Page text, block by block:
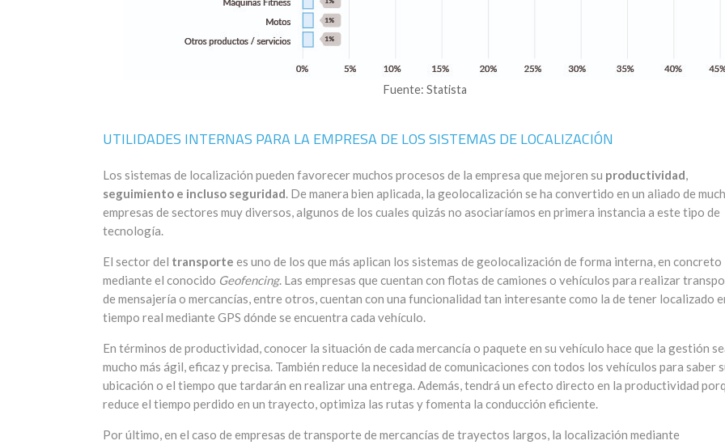
Fuente: Statista
UTILIDADES INTERNAS PARA LA EMPRESA DE LOS SISTEMAS DE LOCALIZACIÓN
Los sistemas de localización pueden favorecer muchos procesos de la empresa que mejoren su productividad,
seguimiento e incluso seguridad. De manera bien aplicada, la geolocalización se ha convertido en un aliado de
empresas de sectores muy diversos, algunos de los cuales quizás no asociaríamos en primera instancia a este tipo de
tecnología.
El sector del transporte es uno de los que más aplican los sistemas de geolocalización de forma interna, en concreto
mediante el conocido Geofencing. Las empresas que cuentan con flotas de camiones o vehículos para realizar
de mensajería o mercancías, entre otros, cuentan con una funcionalidad tan interesante como la de tener localizado
tiempo real mediante GPS dónde se encuentra cada vehículo.
En términos de productividad, conocer la situación de cada mercancía o paquete en su vehículo hace que la gestión
mucho más ágil, eficaz y precisa. También reduce la necesidad de comunicaciones con todos los vehículos para saber
ubicación o el tiempo que tardarán en realizar una entrega. Además, tendrá un efecto directo en la productividad
reduce el tiempo perdido en un trayecto, optimiza las rutas y fomenta la conducción eficiente.
Por último, en el caso de empresas de transporte de mercancías de trayectos largos, la localización mediante